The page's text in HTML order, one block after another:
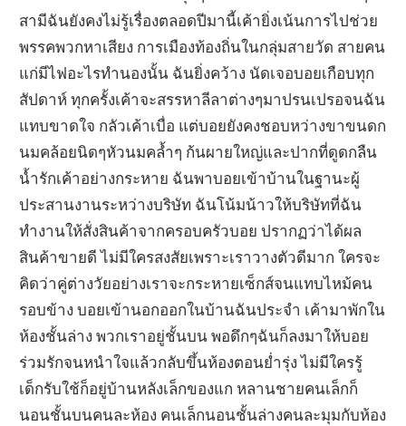
สามีฉันยังคงไม่รู้เรื่องตลอดปีมานี้เค้ายิ่งเน้นการไปช่วย
พรรคพวกหาเสียง การเมืองท้องถิ่นในกลุ่มสายวัด สายคน
แก่มีไฟอะไรทำนองนั้น ฉันยิ่งคว้าง นัดเจอบอยเกือบทุก
สัปดาห์ ทุกครั้งเค้าจะสรรหาลีลาต่างๆมาปรนเปรอจนฉัน
แทบขาดใจ กลัวเค้าเบื่อ แต่บอยยังคงชอบหว่างขาขนดก
นมคล้อยนิดๆหัวนมคล้ำๆ ก้นผายใหญ่และปากที่ดูดกลืน
น้ำรักเค้าอย่างกระหาย ฉันพาบอยเข้าบ้านในฐานะผู้
ประสานงานระหว่างบริษัท ฉันโน้มน้าวให้บริษัทที่ฉัน
ทำงานให้สั่งสินค้าจากครอบครัวบอย ปรากฏว่าได้ผล
สินค้าขายดี ไม่มีใครสงสัยเพราะเราวางตัวดีมาก ใครจะ
คิดว่าคู่ต่างวัยอย่างเราจะกระหายเซ็กส์จนแทบไหม้คน
รอบข้าง บอยเข้านอกออกในบ้านฉันประจำ เค้ามาพักใน
ห้องชั้นล่าง พวกเราอยู่ชั้นบน พอดึกๆฉันก็ลงมาให้บอย
ร่วมรักจนหนำใจแล้วกลับขึ้นห้องตอนย่ำรุ่ง ไม่มีใครรู้
เด็กรับใช้ก็อยู่บ้านหลังเล็กของแก หลานชายคนเล็กก็
นอนชั้นบนคนละห้อง คนเล็กนอนชั้นล่างคนละมุมกับห้อง